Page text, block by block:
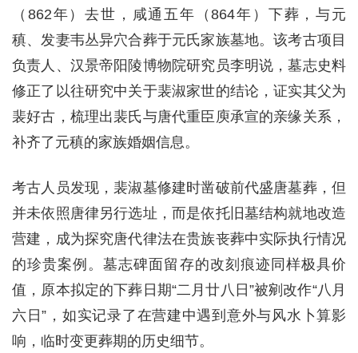
（862年）去世，咸通五年（864年）下葬，与元
稹、发妻韦丛异穴合葬于元氏家族墓地。该考古项目
负责人、汉景帝阳陵博物院研究员李明说，墓志史料
修正了以往研究中关于裴淑家世的结论，证实其父为
裴好古，梳理出裴氏与唐代重臣庾承宣的亲缘关系，
补齐了元稹的家族婚姻信息。
考古人员发现，裴淑墓修建时凿破前代盛唐墓葬，但
并未依照唐律另行选址，而是依托旧墓结构就地改造
营建，成为探究唐代律法在贵族丧葬中实际执行情况
的珍贵案例。墓志碑面留存的改刻痕迹同样极具价
值，原本拟定的下葬日期“二月廿八日”被剜改作“八月
六日”，如实记录了在营建中遇到意外与风水卜算影
响，临时变更葬期的历史细节。